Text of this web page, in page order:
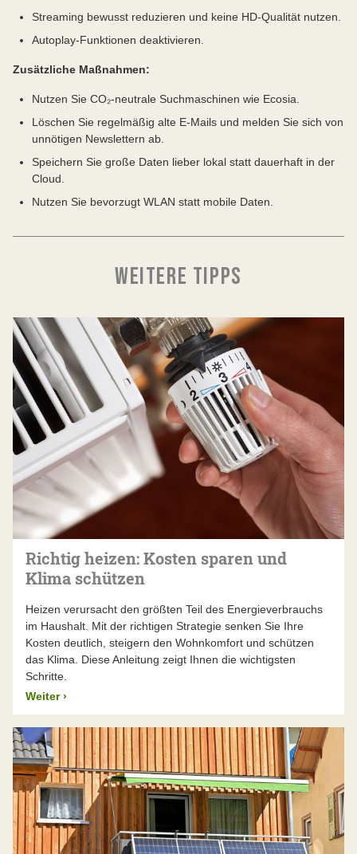
Streaming bewusst reduzieren und keine HD-Qualität nutzen.
Autoplay-Funktionen deaktivieren.
Zusätzliche Maßnahmen:
Nutzen Sie CO₂-neutrale Suchmaschinen wie Ecosia.
Löschen Sie regelmäßig alte E-Mails und melden Sie sich von
unnötigen Newslettern ab.
Speichern Sie große Daten lieber lokal statt dauerhaft in der
Cloud.
Nutzen Sie bevorzugt WLAN statt mobile Daten.
WEITERE TIPPS
Richtig heizen: Kosten sparen und
Klima schützen
Heizen verursacht den größten Teil des Energieverbrauchs
im Haushalt. Mit der richtigen Strategie senken Sie Ihre
Kosten deutlich, steigern den Wohnkomfort und schützen
das Klima. Diese Anleitung zeigt Ihnen die wichtigsten
Schritte.
Weiter ›